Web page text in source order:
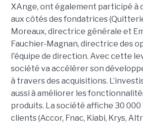
XAnge, ont également participé
aux côtés des fondatrices
Moreaux, directrice générale et
Fauchier-Magnan, directrice des
l'équipe de direction. Avec cette
société va accélérer son
à travers des acquisitions.
aussi à améliorer les
produits. La société affiche 30
clients (Accor, Fnac, Kiabi, Krys,